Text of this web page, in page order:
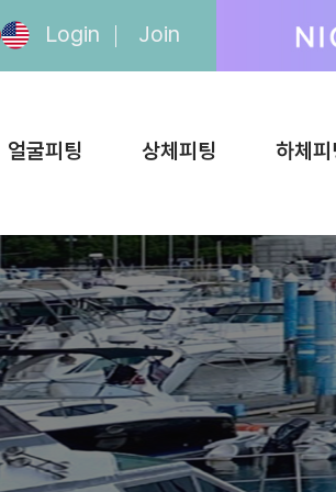
Login Join
얼굴피팅 상체피팅 하체